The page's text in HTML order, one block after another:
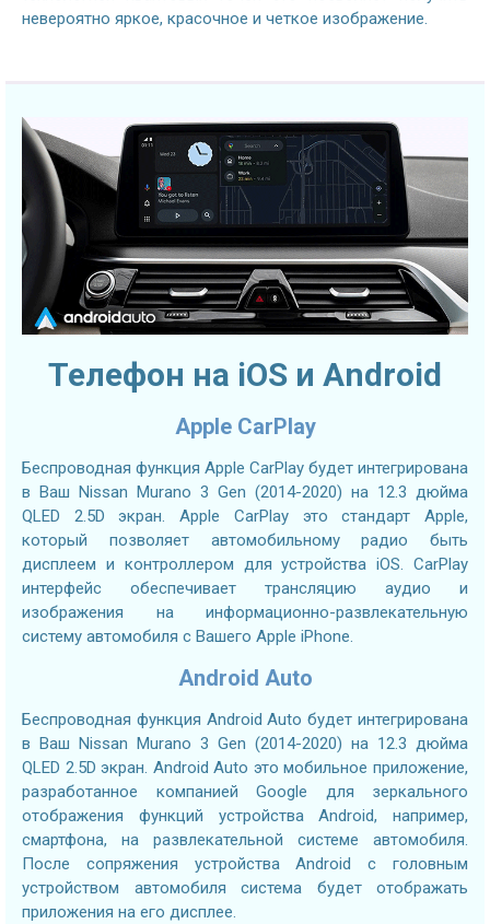
невероятно яркое, красочное и четкое изображение.
Телефон на iOS и Android
Apple CarPlay
Беспроводная функция Apple CarPlay будет интегрирована
в Ваш Nissan Murano 3 Gen (2014-2020) на 12.3 дюйма
QLED 2.5D экран. Apple CarPlay это стандарт Apple,
который позволяет автомобильному радио быть
дисплеем и контроллером для устройства iOS. CarPlay
интерфейс обеспечивает трансляцию аудио и
изображения на информационно-развлекательную
систему автомобиля с Вашего Apple iPhone.
Android Auto
Беспроводная функция Android Auto будет интегрирована
в Ваш Nissan Murano 3 Gen (2014-2020) на 12.3 дюйма
QLED 2.5D экран. Android Auto это мобильное приложение,
разработанное компанией Google для зеркального
отображения функций устройства Android, например,
смартфона, на развлекательной системе автомобиля.
После сопряжения устройства Android с головным
устройством автомобиля система будет отображать
приложения на его дисплее.